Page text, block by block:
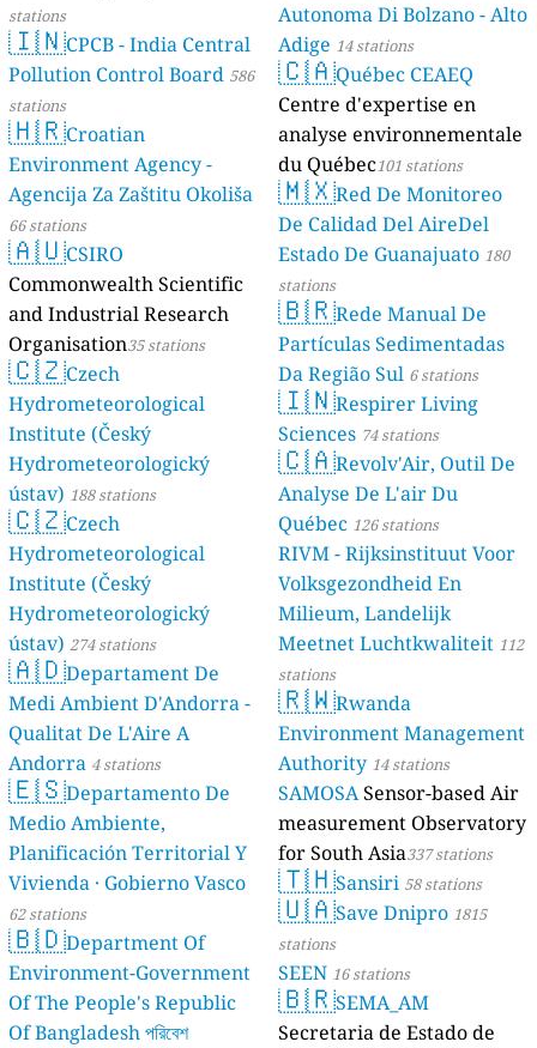
stations
🇮🇳CPCB - India Central
Pollution Control Board 586
stations
🇭🇷Croatian
Environment Agency -
Agencija Za Zaštitu Okoliša
66 stations
🇦🇺CSIRO
Commonwealth Scientific
and Industrial Research
Organisation35 stations
🇨🇿Czech
Hydrometeorological
Institute (Český
Hydrometeorologický
ústav) 188 stations
🇨🇿Czech
Hydrometeorological
Institute (Český
Hydrometeorologický
ústav) 274 stations
🇦🇩Departament De
Medi Ambient D'Andorra -
Qualitat De L'Aire A
Andorra 4 stations
🇪🇸Departamento De
Medio Ambiente,
Planificación Territorial Y
Vivienda · Gobierno Vasco
62 stations
🇧🇩Department Of
Environment-Government
Of The People's Republic
Of Bangladesh পরিবেশ
Autonoma Di Bolzano - Alto
Adige 14 stations
🇨🇦Québec CEAEQ
Centre d'expertise en
analyse environnementale
du Québec101 stations
🇲🇽Red De Monitoreo
De Calidad Del AireDel
Estado De Guanajuato 180
stations
🇧🇷Rede Manual De
Partículas Sedimentadas
Da Região Sul 6 stations
🇮🇳Respirer Living
Sciences 74 stations
🇨🇦Revolv'Air, Outil De
Analyse De L'air Du
Québec 126 stations
RIVM - Rijksinstituut Voor
Volksgezondheid En
Milieum, Landelijk
Meetnet Luchtkwaliteit 112
stations
🇷🇼Rwanda
Environment Management
Authority 14 stations
SAMOSASensor-based Air
measurement Observatory
for South Asia337 stations
🇹🇭Sansiri 58 stations
🇺🇦Save Dnipro 1815
stations
SEEN 16 stations
🇧🇷SEMA_AM
Secretaria de Estado de